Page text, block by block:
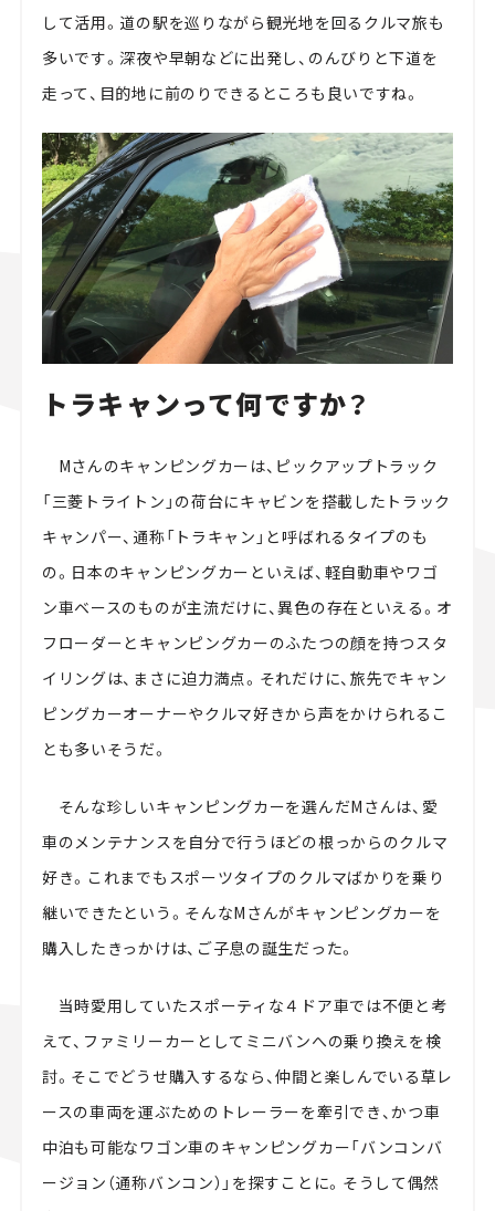
して活用。道の駅を巡りながら観光地を回るクルマ旅も
多いです。深夜や早朝などに出発し、のんびりと下道を
走って、目的地に前のりできるところも良いですね。
トラキャンって何ですか？
Mさんのキャンピングカーは、ピックアップトラック
「三菱トライトン」の荷台にキャビンを搭載したトラック
キャンパー、通称「トラキャン」と呼ばれるタイプのも
の。日本のキャンピングカーといえば、軽自動車やワゴ
ン車ベースのものが主流だけに、異色の存在といえる。オ
フローダーとキャンピングカーのふたつの顔を持つスタ
イリングは、まさに迫力満点。それだけに、旅先でキャン
ピングカーオーナーやクルマ好きから声をかけられるこ
とも多いそうだ。
そんな珍しいキャンピングカーを選んだMさんは、愛
車のメンテナンスを自分で行うほどの根っからのクルマ
好き。これまでもスポーツタイプのクルマばかりを乗り
継いできたという。そんなMさんがキャンピングカーを
購入したきっかけは、ご子息の誕生だった。
当時愛用していたスポーティな４ドア車では不便と考
えて、ファミリーカーとしてミニバンへの乗り換えを検
討。そこでどうせ購入するなら、仲間と楽しんでいる草レ
ースの車両を運ぶためのトレーラーを牽引でき、かつ車
中泊も可能なワゴン車のキャンピングカー「バンコンバ
ージョン（通称バンコン）」を探すことに。そうして偶然